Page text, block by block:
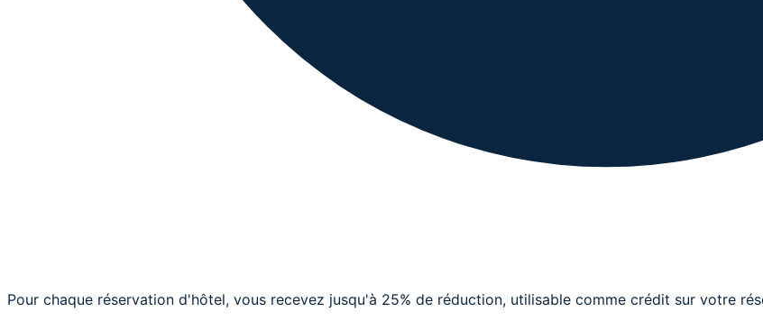
Pour chaque réservation d'hôtel, vous recevez jusqu'à 25% de réduction, utilisable comme crédit sur votre